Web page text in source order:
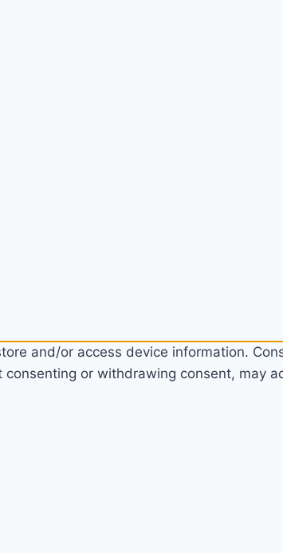
and/or access device information.
or withdrawing consent, may